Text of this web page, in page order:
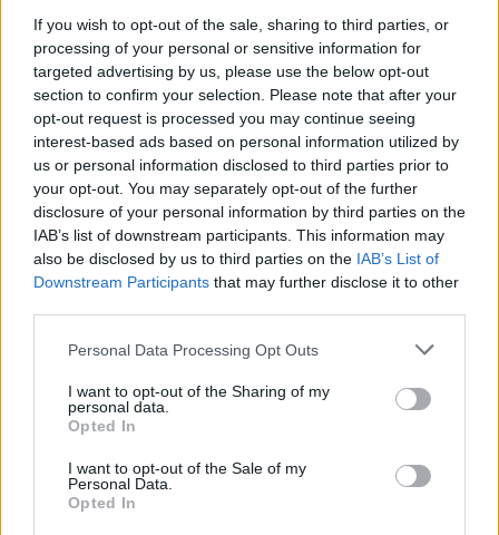
If you wish to opt-out of the sale, sharing to third parties, or
processing of your personal or sensitive information for
targeted advertising by us, please use the below opt-out
section to confirm your selection. Please note that after your
opt-out request is processed you may continue seeing
interest-based ads based on personal information utilized by
us or personal information disclosed to third parties prior to
your opt-out. You may separately opt-out of the further
disclosure of your personal information by third parties on the
IAB’s list of downstream participants. This information may
also be disclosed by us to third parties on the IAB’s List of
Downstream Participants that may further disclose it to other
Personal Data Processing Opt Outs
I want to opt-out of the Sharing of my
personal data.
Opted In
I want to opt-out of the Sale of my
Personal Data.
Opted In
ΡΟΗ ΕΙΔΗΣΕΩΝ
Χρηματιστήριο: Πτώση κατά 0,59%, στα 320,42
ΟΠΕΚΑ: Αύριο η δεύτερη πληρωμή των δικαιούχων
του Λογαριασμού Αγροτικής Εστίας
06/08/2026 - 17:40
Κυβερνητική Επιτροπή Βιομηχανίας- Κ. Μητσοτάκης:
Στρατηγική προτεραιότητα η ενίσχυση της